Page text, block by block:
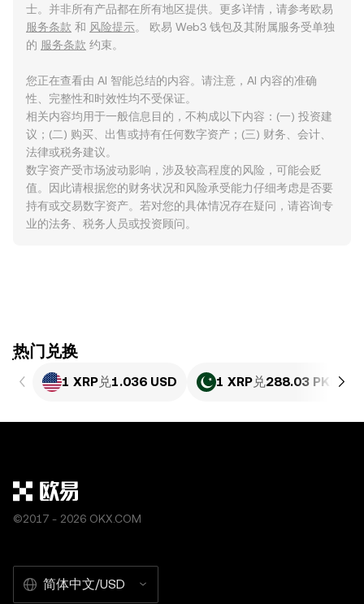
士。并非所有产品都在所有地区提供。更多详情，请参考欧易
服务条款 和 风险提示。 欧易 Web3 钱包及其附属服务受单独
的 服务条款 约束。
您正在查看由 AI 智能总结的内容。请注意，AI 内容的准确
性、完整性和时效性均不受保证。
相关内容均用于一般信息目的，不构成以下内容：(一) 投资建
议；(二) 购买、出售或持有任何数字资产；(三) 财务、会计、
法律或税务建议。
数字资产受市场波动影响，涉及较高程度的风险，可能会贬
值。因此请根据您的财务状况和风险承受能力仔细考虑是否要
持有或交易数字资产。若对您的具体情况存在疑问，请咨询专
业的法务、税务人员或投资顾问。
ִִִִִִִִִִִִִִִִִִִִִִִִִִִִִִִִִִִִִִִִִִִִִִִִ热门兑换
1 XRP兑1.036 USD 1 XRP兑288.03 PKR
©2017 - 2026 OKX.COM
简体中文/USD